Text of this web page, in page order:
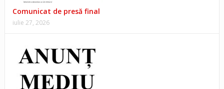
Comunicat de presă final
iulie 27, 2026